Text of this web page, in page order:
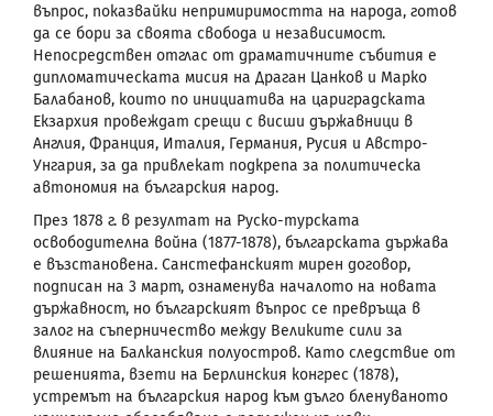
въпрос, показвайки непримиримостта на народа, готов
да се бори за своята свобода и независимост.
Непосредствен отглас от драматичните събития е
дипломатическата мисия на Драган Цанков и Марко
Балабанов, които по инициатива на цариградската
Екзархия провеждат срещи с висши държавници в
Англия, Франция, Италия, Германия, Русия и Австро-
Унгария, за да привлекат подкрепа за политическа
автономия на българския народ.
През 1878 г. в резултат на Руско-турската
освободителна война (1877-1878), българската държава
е възстановена. Санстефанският мирен договор,
подписан на 3 март, ознаменува началото на новата
държавност, но българският въпрос се превръща в
залог на съперничество между Великите сили за
влияние на Балканския полуостров. Като следствие от
решенията, взети на Берлинския конгрес (1878),
устремът на българския народ към дълго бленуваното